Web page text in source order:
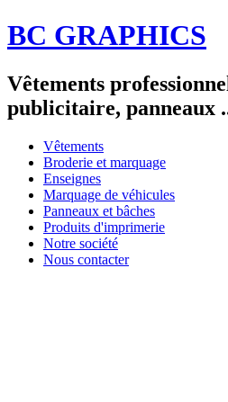
BC GRAPHICS
Vêtements
publicitaire, panneaux
Vêtements
Broderie et marquage
Enseignes
Marquage de véhicules
Panneaux et bâches
Produits d'imprimerie
Notre société
Nous contacter